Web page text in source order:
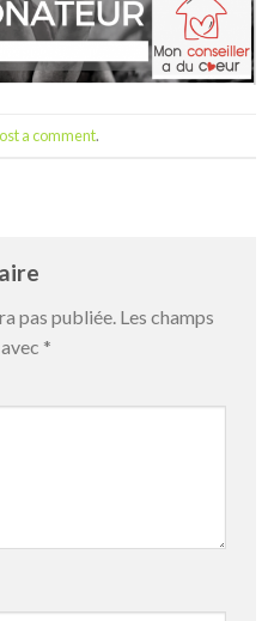
a comment.
pas publiée. Les champs
*